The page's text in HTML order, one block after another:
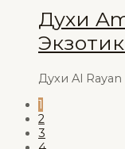
Духи
Духи Al
1
2
3